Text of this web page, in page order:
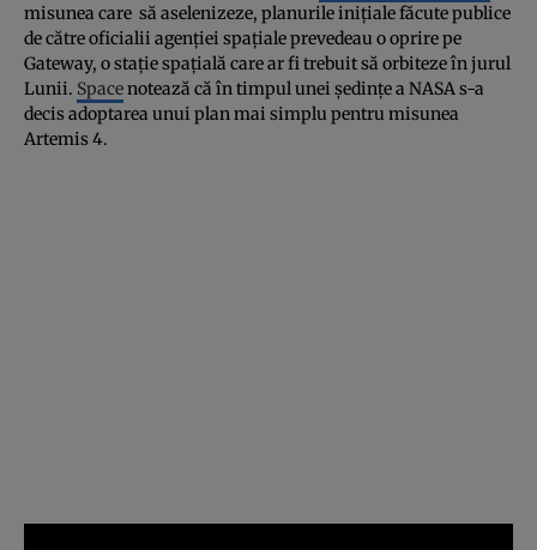
misunea care să aselenizeze, planurile iniţiale făcute publice
de către oficialii agenţiei spaţiale prevedeau o oprire pe
Gateway, o staţie spaţială care ar fi trebuit să orbiteze în jurul
Lunii. Spacenotează că în timpul unei şedinţe a NASA s-a
decis adoptarea unui plan mai simplu pentru misunea
Artemis 4.